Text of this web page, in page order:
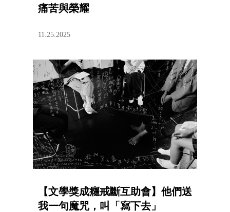
痛苦與榮耀
11.25.2025
【文學獎成癮戒斷互助會】他們送
我一句魔咒，叫「寫下去」